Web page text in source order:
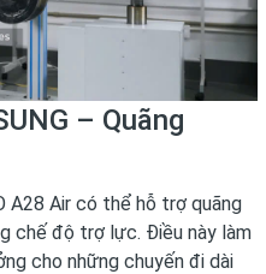
– Quãng
A28 Air có thể hỗ trợ quãng
chế độ trợ lực. Điều này làm
cho những chuyến đi dài